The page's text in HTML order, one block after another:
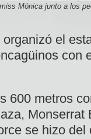
Mónica junto a los
el
con
600 metros
Monserrat
se hizo del